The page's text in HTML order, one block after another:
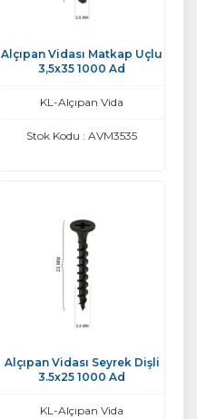
Alçıpan Vidası Matkap Uçlu
3,5x35 1000 Ad
KL-Alçıpan Vida
Stok Kodu : AVM3535
Alçıpan Vidası Seyrek Dişli
3.5x25 1000 Ad
KL-Alçıpan Vida